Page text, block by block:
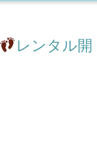
レンタル開